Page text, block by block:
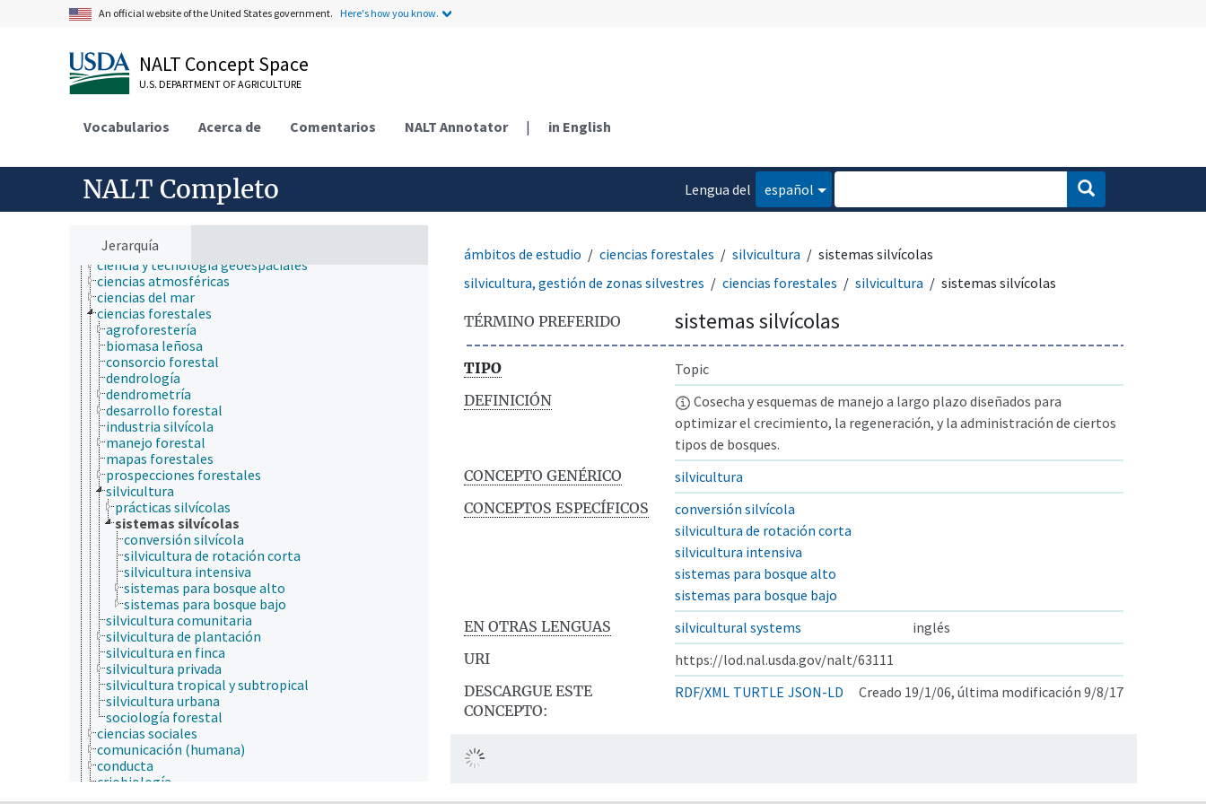
An official website of the United States government. Here's how you know.
NALT Concept Space
U.S. DEPARTMENT OF AGRICULTURE
Vocabularios Acerca de Comentarios NALT Annotator | in English
NALT Completo
Lengua del
español
Jerarquía
biología de los insectos
biología estructural
biología molecular
bioquímica
botánica
ciencia ambiental
ciencia animal
ciencia de la nutrición
ciencia de la sostenibilidad
ciencia de las malezas
ciencia de los materiales
ciencia del suelo
ciencia y tecnología geoespaciales
ciencias atmosféricas
ciencias del mar
ciencias forestales
agroforestería
biomasa leñosa
consorcio forestal
dendrología
dendrometría
desarrollo forestal
industria silvícola
manejo forestal
mapas forestales
prospecciones forestales
silvicultura
prácticas silvícolas
sistemas silvícolas
conversión silvícola
silvicultura de rotación corta
silvicultura intensiva
sistemas para bosque alto
sistemas para bosque bajo
silvicultura comunitaria
silvicultura de plantación
silvicultura en finca
silvicultura privada
silvicultura tropical y subtropical
silvicultura urbana
sociología forestal
ciencias sociales
comunicación (humana)
conducta
criobiología
cultura y humanidades
ámbitos de estudio ciencias forestales silvicultura
sistemas silvícolas
silvicultura, gestión de zonas silvestres
ciencias forestales silvicultura sistemas silvícolas
TÉRMINO PREFERIDO sistemas silvícolas
TIPO
Topic
DEFINICIÓN
Cosecha y esquemas de manejo a largo plazo diseñados para
optimizar el crecimiento, la regeneración, y la administración de ciertos
tipos de bosques.
CONCEPTO GENÉRICO
silvicultura
CONCEPTOS ESPECÍFICOS
conversión silvícola
silvicultura de rotación corta
silvicultura intensiva
sistemas para bosque alto
sistemas para bosque bajo
EN OTRAS LENGUAS
silvicultural systems
inglés
URI
https://lod.nal.usda.gov/nalt/63111
DESCARGUE ESTE
CONCEPTO:
RDF/XML TURTLE JSON-LD Creado 19/1/06, última modificación 9/8/17